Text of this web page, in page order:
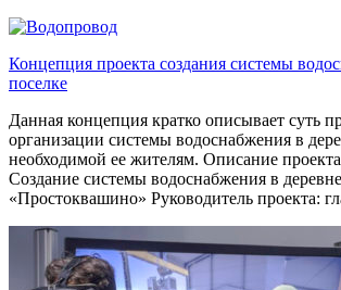
Концепция проекта создания системы
поселке
Данная концепция кратко описывает суть
организации системы водоснабжения в
необходимой ее жителям. Описание
Создание системы водоснабжения в деревне
«Простоквашино» Руководитель проекта: